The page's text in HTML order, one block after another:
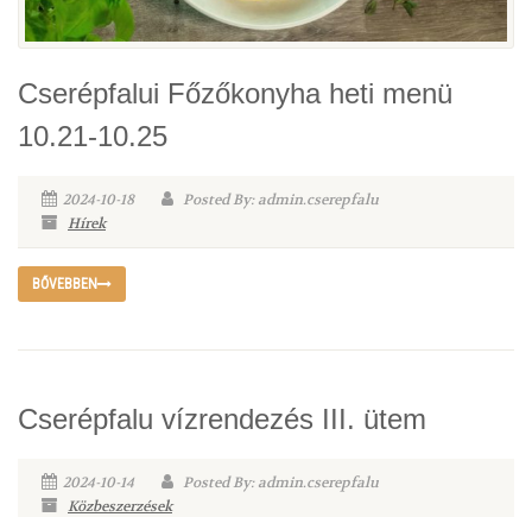
Cserépfalui Főzőkonyha heti menü
10.21-10.25
2024-10-18
Posted By: admin.cserepfalu
Hírek
BŐVEBBEN
Cserépfalu vízrendezés III. ütem
2024-10-14
Posted By: admin.cserepfalu
Közbeszerzések